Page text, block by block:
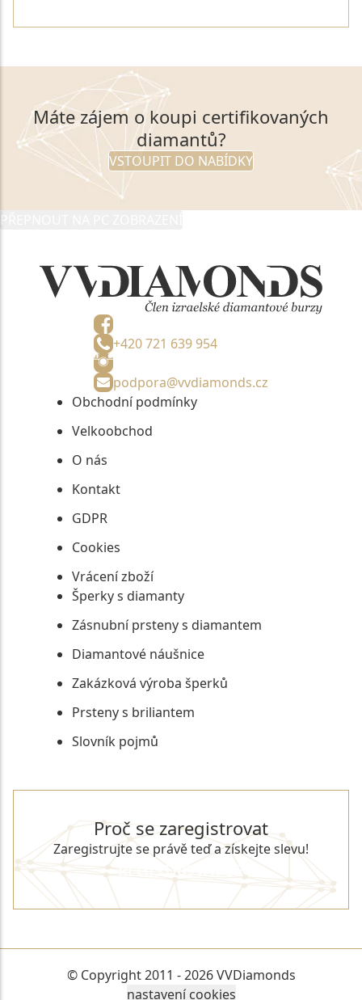
Máte zájem o koupi certifikovaných
diamantů?
VSTOUPIT DO NABÍDKY
+420 721 639 954
podpora@vvdiamonds.cz
Obchodní podmínky
Velkoobchod
O nás
Kontakt
GDPR
Cookies
Vrácení zboží
Šperky s diamanty
Zásnubní prsteny s diamantem
Diamantové náušnice
Zakázková výroba šperků
Prsteny s briliantem
Slovník pojmů
Proč se zaregistrovat
Zaregistrujte se právě teď a získejte slevu!
REGISTROVAT SE
© Copyright 2011 - 2026 VVDiamonds
nastavení cookies